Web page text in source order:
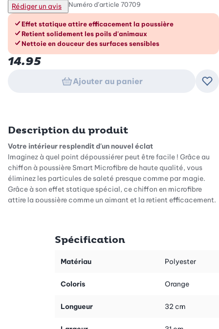
Rédiger un avis Numéro d’article 70709
Les avantages en un coup d’œil
Effet statique attire efficacement la poussière
Retient solidement les poils d'animaux
Nettoie en douceur des surfaces sensibles
14.95
Ajouter au panier
Description du produit
Votre intérieur resplendit d'un nouvel éclat
Imaginez à quel point dépoussiérer peut être facile ! Grâce au
chiffon à poussière Smart Microfibre de haute qualité, vous
éliminez les particules de saleté presque comme par magie.
Grâce à son effet statique spécial, ce chiffon en microfibre
attire la poussière comme un aimant et la retient efficacement.
routine de nettoyage quotidienne et profitez de résultats
Polyvalence pour toutes les surfaces
convient à presque toutes les pièces de votre logement. Que
préférés ou éliminiez les traces de doigts sur des surfaces en
Spécification
Matériau Polyester
Coloris Orange
Longueur 32 cm